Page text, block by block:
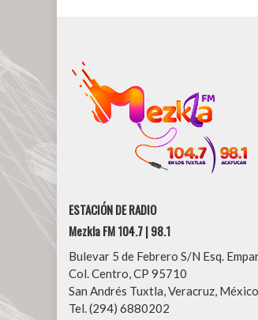
ESTACIÓN DE RADIO
Mezkla FM 104.7 | 98.1
Bulevar 5 de Febrero S/N Esq.
Col. Centro, CP 95710
San Andrés Tuxtla, Veracruz, México
Tel. (294) 6880202